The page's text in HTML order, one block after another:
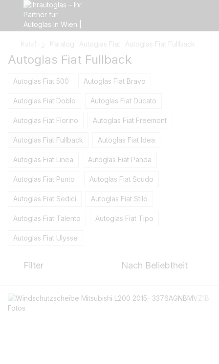
Katalog Katalog Autoglas Fiat Autoglas Fiat Fullback
Autoglas Fiat Fullback
Autoglas Fiat 500 Autoglas Fiat Bravo
Autoglas Fiat Doblo Autoglas Fiat Ducato
Autoglas Fiat Florino Autoglas Fiat Freemont
Autoglas Fiat Fullback Autoglas Fiat Idea
Autoglas Fiat Linea Autoglas Fiat Panda
Autoglas Fiat Punto Autoglas Fiat Scudo
Autoglas Fiat Sedici Autoglas Fiat Stilo
Autoglas Fiat Talento Autoglas Fiat Tipo
Autoglas Fiat Ulysse
Filter Nach Beliebtheit